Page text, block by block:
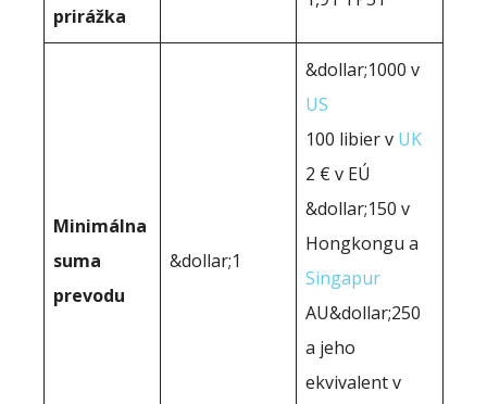
prirážka
Minimálna
suma
prevodu
&dollar;1
&dollar;1000 v
US
100 libier v UK
2 € v EÚ
&dollar;150 v
Hongkongu a
Singapur
AU&dollar;250
a jeho
ekvivalent v